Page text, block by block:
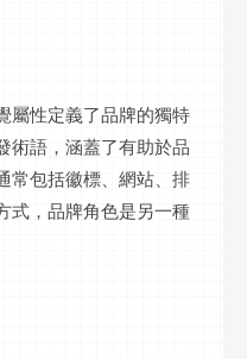
屬性定義了品牌的獨特
術語，涵蓋了有助於品
常包括徽標、網站、排
式，品牌角色是另一種